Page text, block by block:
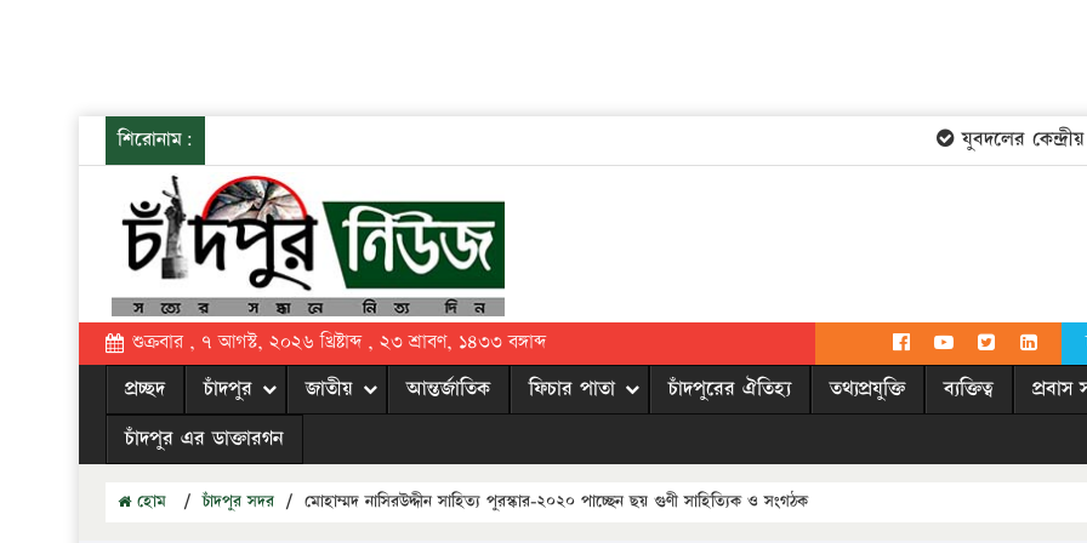
শিরোনাম: যুবদলের কেন্দ্রীয়
শুক্রবার , ৭ আগস্ট, ২০২৬ খ্রিষ্টাব্দ , ২৩ শ্রাবণ, ১৪৩৩ বঙ্গাব্দ
প্রচ্ছদ চাঁদপুর জাতীয় আন্তর্জাতিক ফিচার পাতা চাঁদপুরের ঐতিহ্য তথ্যপ্রযুক্তি ব্যক্তিত্ব প্রবাস
চাঁদপুর এর ডাক্তারগন
হোম / চাঁদপুর সদর / মোহাম্মদ নাসিরউদ্দীন সাহিত্য পুরস্কার-২০২০ পাচ্ছেন ছয় গুণী সাহিত্যিক ও সংগঠক